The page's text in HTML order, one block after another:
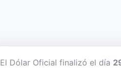
El Dólar Oficial finalizó el día